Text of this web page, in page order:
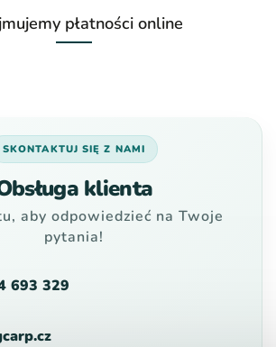
płatności online
SKONTAKTUJ SIĘ Z NAMI
klienta
aby odpowiedzieć na Twoje
pytania!
693 329